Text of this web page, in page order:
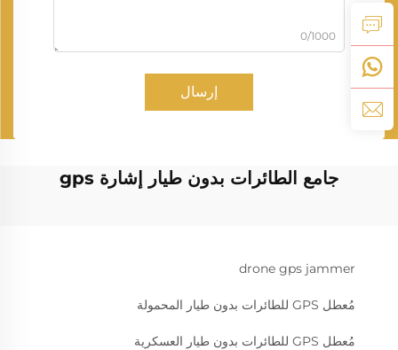
0/1000
إرسال
جامع الطائرات بدون طيار إشارة gps
drone gps jammer
مُعطل GPS للطائرات بدون طيار المحمولة
مُعطل GPS للطائرات بدون طيار العسكرية